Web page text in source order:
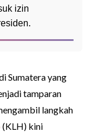
izin
Sumatera yang
tamparan
langkah
(KLH) kini